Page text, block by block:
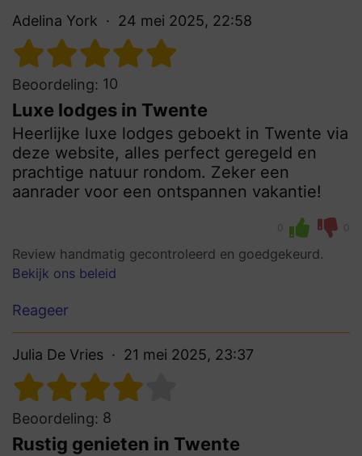
Adelina York 24 mei 2025, 22:58
Beoordeling: 10
Luxe lodges in Twente
Heerlijke luxe lodges geboekt in Twente via
deze website, alles perfect geregeld en
prachtige natuur rondom. Zeker een
aanrader voor een ontspannen vakantie!
0 0
Review handmatig gecontroleerd en goedgekeurd.
Bekijk ons beleid
Reageer
Julia De Vries 21 mei 2025, 23:37
Beoordeling: 8
Rustig genieten in Twente